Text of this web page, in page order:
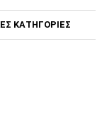
ΚΑΤΗΓΟΡΙΕΣ